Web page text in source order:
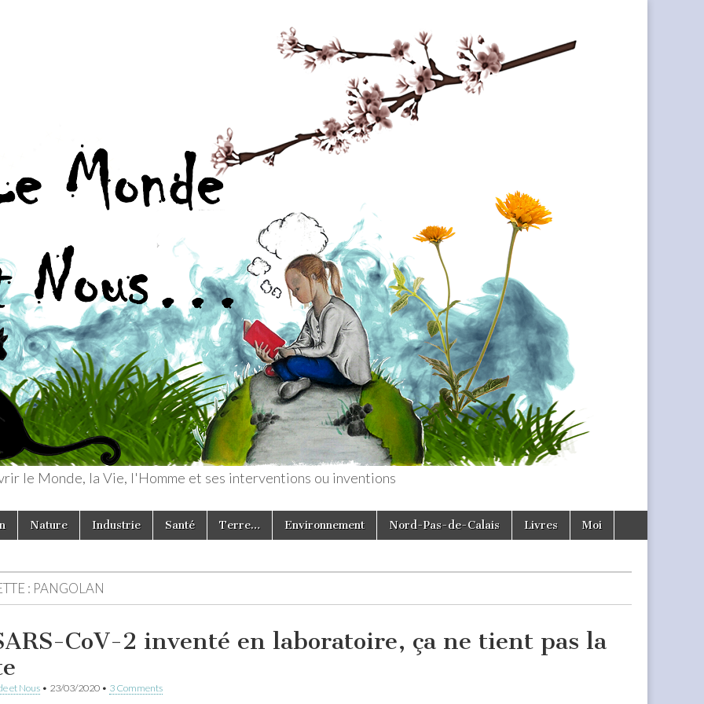
le Monde, la Vie, l'Homme et ses interventions ou inventions
Nature Industrie Santé Terre… Environnement Nord-Pas-de-Calais Livres Moi
: PANGOLAN
CoV-2 inventé en laboratoire, ça ne tient pas la
et Nous • 23/03/2020 • 3 Comments